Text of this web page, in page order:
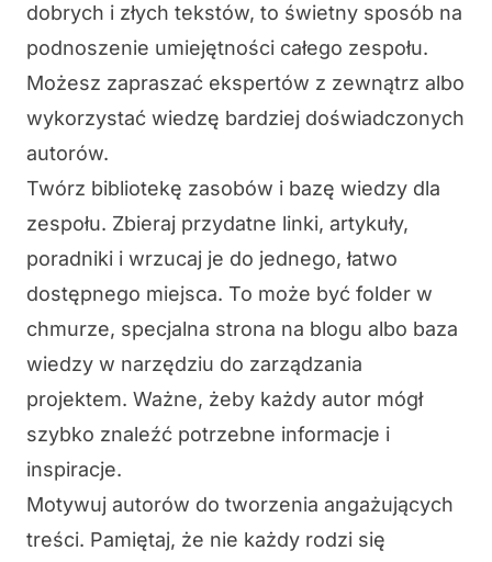
dobrych i złych tekstów, to świetny sposób na
podnoszenie umiejętności całego zespołu.
Możesz zapraszać ekspertów z zewnątrz albo
wykorzystać wiedzę bardziej doświadczonych
autorów.
Twórz bibliotekę zasobów i bazę wiedzy dla
zespołu. Zbieraj przydatne linki, artykuły,
poradniki i wrzucaj je do jednego, łatwo
dostępnego miejsca. To może być folder w
chmurze, specjalna strona na blogu albo baza
wiedzy w narzędziu do zarządzania
projektem. Ważne, żeby każdy autor mógł
szybko znaleźć potrzebne informacje i
inspiracje.
Motywuj autorów do tworzenia angażujących
treści. Pamiętaj, że nie każdy rodzi się